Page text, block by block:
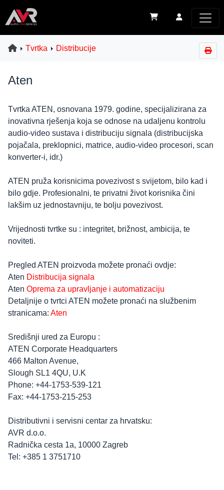
Tvrtka Distribucije
Aten
Tvrtka ATEN, osnovana 1979. godine, specijalizirana za
inovativna rješenja koja se odnose na udaljenu kontrolu
audio-video sustava i distribuciju signala (distribucijska
pojačala, preklopnici, matrice, audio-video procesori, scan
konverter-i, idr.)
ATEN pruža korisnicima povezivost s svijetom, bilo kad i
bilo gdje. Profesionalni, te privatni život korisnika čini
lakšim uz jednostavniju, te bolju povezivost.
Vrijednosti tvrtke su : integritet, brižnost, ambicija, te
noviteti.
Pregled ATEN proizvoda možete pronaći ovdje:
Aten Distribucija signala
Aten Oprema za upravljanje i automatizaciju
Detaljnije o tvrtci ATEN možete pronaći na službenim
stranicama: Aten
Središnji ured za Europu :
ATEN Corporate Headquarters
466 Malton Avenue,
Slough SL1 4QU, U.K
Phone: +44-1753-539-121
Fax: +44-1753-215-253
Distributivni i servisni centar za hrvatsku:
AVR d.o.o.
Radnička cesta 1a, 10000 Zagreb
Tel: +385 1 3751710